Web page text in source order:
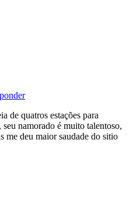
de quatros estações para
namorado é muito talentoso,
me deu maior saudade do sitio